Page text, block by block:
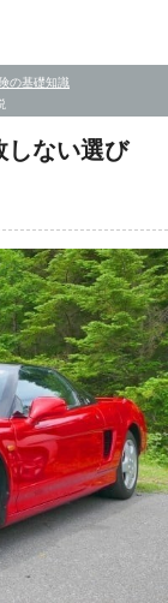
の基礎知識
しない選び